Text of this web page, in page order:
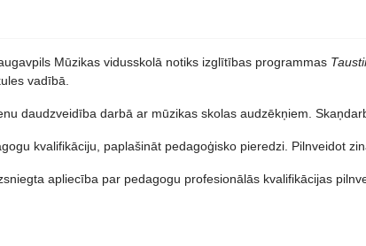
Mūzikas vidusskolā notiks izglītības programmas
vadībā.
daudzveidība darbā ar mūzikas skolas audzēkņiem.
kvalifikāciju, paplašināt pedagoģisko pieredzi. Pilnveidot
apliecība par pedagogu profesionālās kvalifikācijas